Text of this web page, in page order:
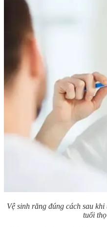
Vệ sinh răng đúng cách sau
tuổi